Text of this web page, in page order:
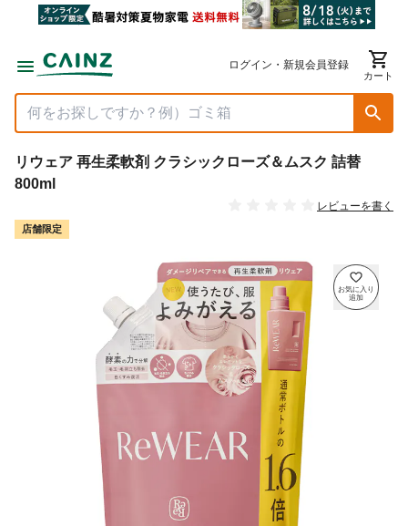
ログイン・新規会員登録
カート
リウェア 再生柔軟剤 クラシックローズ＆ムスク 詰替
800ml
レビューを書く
店舗限定